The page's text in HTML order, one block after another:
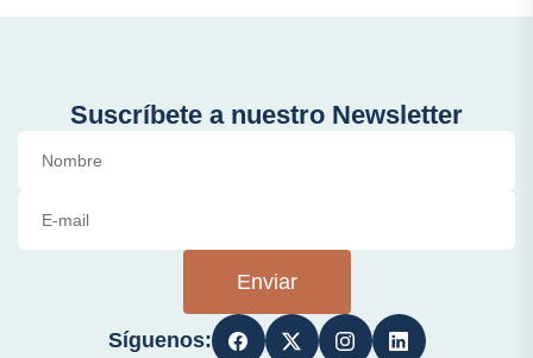
Suscríbete a nuestro Newsletter
Enviar
Síguenos: